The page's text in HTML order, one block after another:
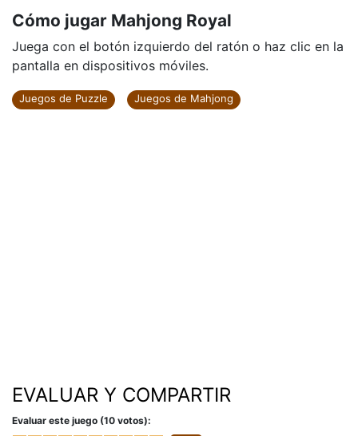
Cómo jugar Mahjong Royal
Juega con el botón izquierdo del ratón o haz clic en la
pantalla en dispositivos móviles.
Juegos de Puzzle Juegos de Mahjong
EVALUAR Y COMPARTIR
Evaluar este juego (10 votos):